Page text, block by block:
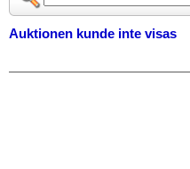
Auktionen kunde inte visas